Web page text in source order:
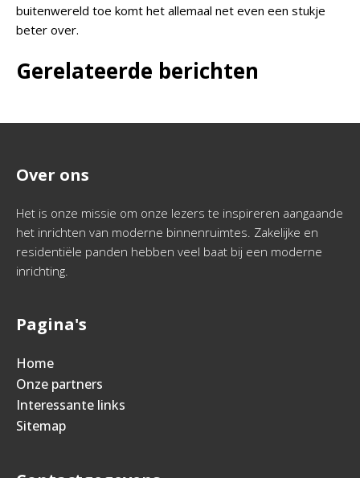
buitenwereld toe komt het allemaal net even een stukje
beter over.
Gerelateerde berichten
Over ons
Het is onze missie om onze lezers te inspireren aangaande
het inrichten van moderne binnenruimtes. Zakelijke en
residentiële panden hebben veel baat bij een moderne
inrichting.
Pagina's
Home
Onze partners
Interessante links
Sitemap